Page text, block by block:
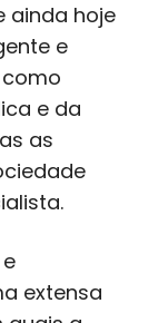
ainda hoje
e
e da
as
extensa